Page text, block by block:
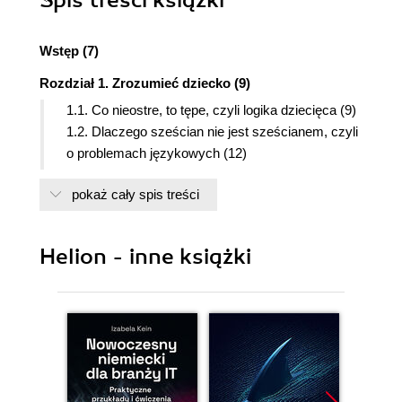
Wstęp (7)
Rozdział 1. Zrozumieć dziecko (9)
1.1. Co nieostre, to tępe, czyli logika dziecięca (9)
1.2. Dlaczego sześcian nie jest sześcianem, czyli
o problemach językowych (12)
matematyka na miarę ucznia (14)
1.5. Uczeń w akcji, czyli o odkrywaniu na lekcjach
Rozdział 2. Uczymy rachunków (23)
2.1. Cyfry, liczby, system dziesiętny i rzymski (23)
2.2. Oś liczbowa (26)
2.3. Dodajemy (28)
pokaż cały spis treści
Helion - inne książki